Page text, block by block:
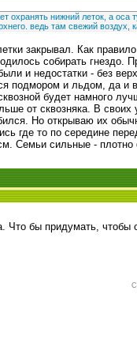
нижний леток, а оса
ведь там свежий воздух,
закрывал. Как
собирать гнездо.
и недостатки - без
подмором и льдом, да и
будет намного
от сквозняка. В
Но открываю их
где то по середине
Семьи сильные -
бы придумать, чтобы